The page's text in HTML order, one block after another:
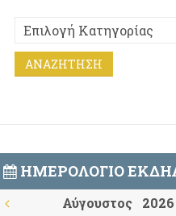
ΗΜΕΡΟΛΌΓΙΟ
Αύγουστος 2026